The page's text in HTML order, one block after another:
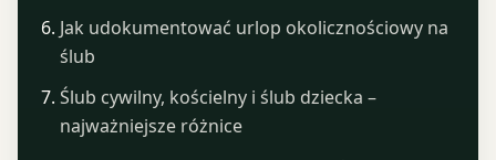
Jak udokumentować urlop okolicznościowy na
ślub
Ślub cywilny, kościelny i ślub dziecka –
najważniejsze różnice